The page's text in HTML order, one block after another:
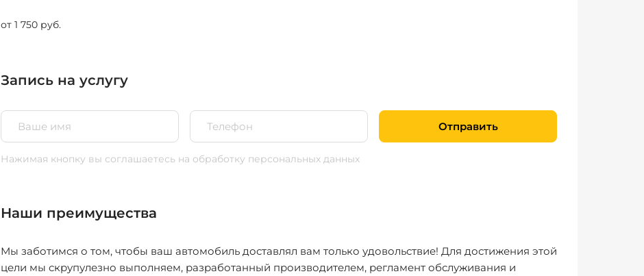
от 1 750 руб.
Запись на услугу
Отправить
Нажимая кнопку вы соглашаетесь на обработку персональных данных
Наши преимущества
Мы заботимся о том, чтобы ваш автомобиль доставлял вам только удовольствие! Для достижения этой
цели мы скрупулезно выполняем, разработанный производителем, регламент обслуживания и